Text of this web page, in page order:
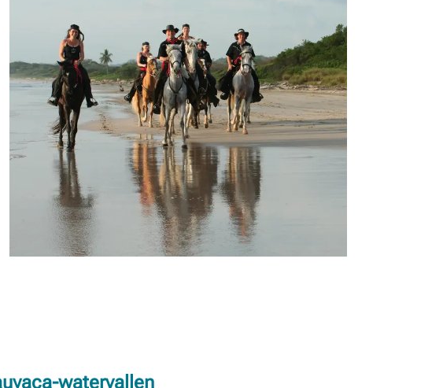
watervallen